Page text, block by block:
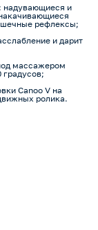
надувающиеся и
рефлексы;
и дарит
массажером
градусов;
Canoo V на
ролика.